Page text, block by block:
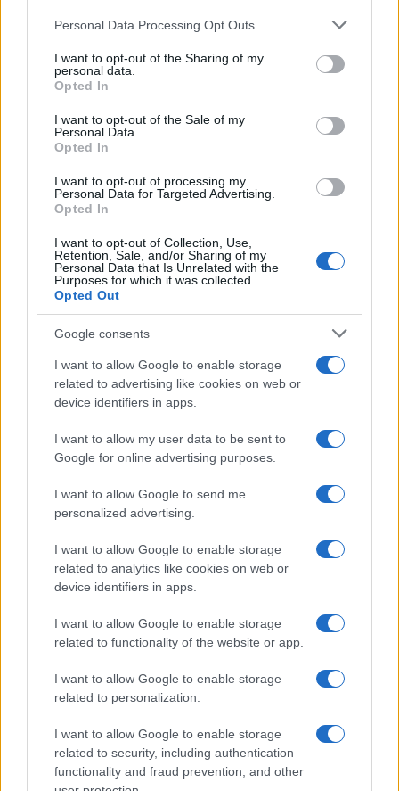
Please note that this website/app uses one or more Google
not limited to your visit or usage behaviour. You may click to
grant or deny consent to Google and its third-party tags to
use your data for below specified purposes in below Google
consent section.
Personal Data Processing Opt Outs
I want to opt-out of the Sharing of my
personal data.
Opted In
I want to opt-out of the Sale of my
Personal Data.
Opted In
I want to opt-out of processing my
Personal Data for Targeted Advertising.
Opted In
I want to opt-out of Collection, Use,
Retention, Sale, and/or Sharing of my
Personal Data that Is Unrelated with the
Purposes for which it was collected.
Opted Out
Google consents
I want to allow Google to enable storage
related to advertising like cookies on web or
device identifiers in apps.
I want to allow my user data to be sent to
Google for online advertising purposes.
I want to allow Google to send me
personalized advertising.
I want to allow Google to enable storage
related to analytics like cookies on web or
device identifiers in apps.
I want to allow Google to enable storage
related to functionality of the website or app.
I want to allow Google to enable storage
related to personalization.
I want to allow Google to enable storage
related to security, including authentication
functionality and fraud prevention, and other
kommentátoraik felelősségre vonást
követelnek.
A mérsékelt szavazókat január 6-a
valószínűleg végleg elfordította Donald
Trumptól. Akik megrohamozták az épületet
valószínűleg nem is sejtették, mekkora kárt
okoznak saját ügyüknek.
Van azonban még egy fontos
szempont: január 6-a
elhallgattatott minden jogos
körülményeivel kapcsolatban.
Trump ragaszkodása ahhoz, hogy nem ismeri
el Biden megválasztását, és a választási
csalás emlegetése mind-mind elterelték a
figyelmet arról, hogy a demokraták tényleg a
választási rendszer megváltoztatásán
mesterkednek, mivel szerintük az jelenlegi
formájában nem eléggé igazságos. Jelzés
értékű, hogy a január 6-i megemlékezésen a
Kongresszusnál gyülekező néhány száz
demokrata demonstráló a választási reform
megszavazását követelő táblákkal jelent
Federalist újságírója, aki könyvet írt a 2020-
as választás körülményeiről, egy cikkében